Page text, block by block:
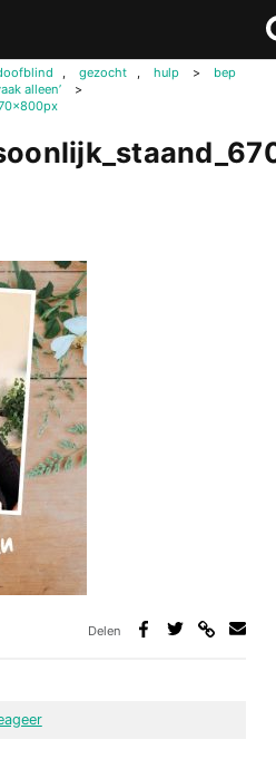
, gezocht , hulp >
bep
alleen’
>
Delen